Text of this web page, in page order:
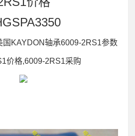
KAYDON轴承6009-2RS1参数
价格,6009-2RS1采购